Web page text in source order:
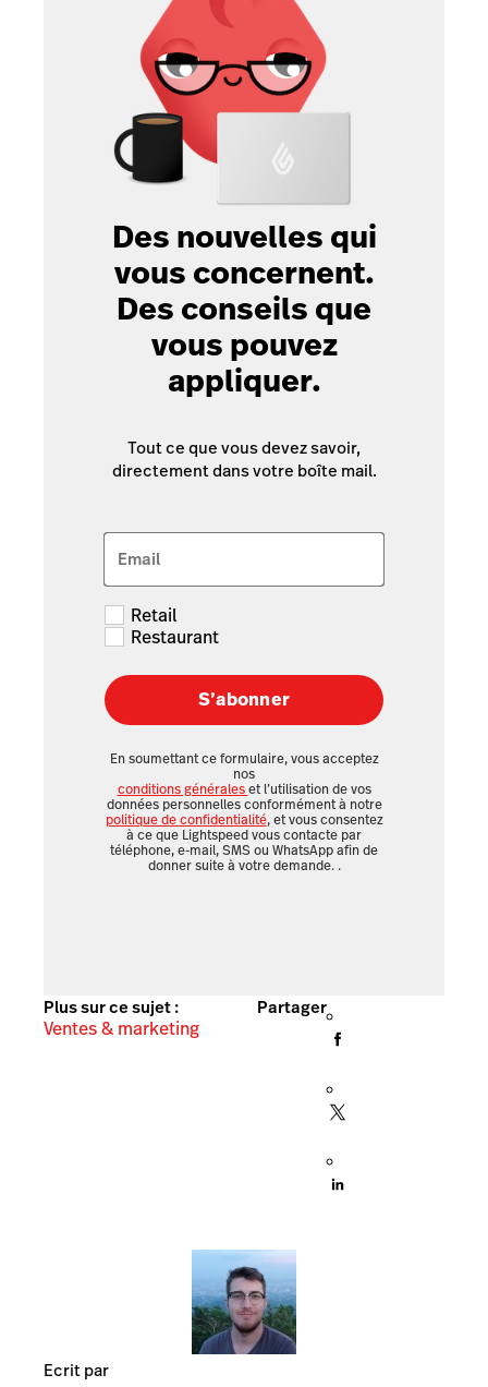
Des nouvelles qui
vous concernent.
Des conseils que
vous pouvez
appliquer.
Tout ce que vous devez savoir,
directement dans votre boîte mail.
Email
Retail
Restaurant
S’abonner
En soumettant ce formulaire, vous acceptez
nos
conditions généraleset l’utilisation de vos
données personnelles conformément à notre
politique de confidentialité, et vous consentez
à ce que Lightspeed vous contacte par
téléphone, e-mail, SMS ou WhatsApp afin de
donner suite à votre demande. .
Plus sur ce sujet :
Ventes & marketing
Partager
Ecrit par